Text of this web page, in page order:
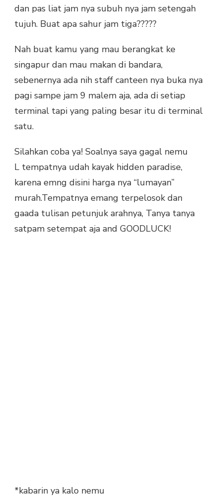
dan pas liat jam nya subuh nya jam setengah
tujuh. Buat apa sahur jam tiga?????
Nah buat kamu yang mau berangkat ke
singapur dan mau makan di bandara,
sebenernya ada nih staff canteen nya buka nya
pagi sampe jam 9 malem aja, ada di setiap
terminal tapi yang paling besar itu di terminal
satu.
Silahkan coba ya! Soalnya saya gagal nemu
L tempatnya udah kayak hidden paradise,
karena emng disini harga nya “lumayan”
murah.Tempatnya emang terpelosok dan
gaada tulisan petunjuk arahnya, Tanya tanya
satpam setempat aja and GOODLUCK!
*kabarin ya kalo nemu